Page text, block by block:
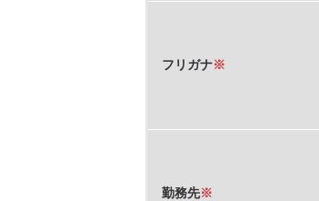
フリガナ※
勤務先※